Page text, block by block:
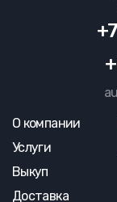
О компании
Услуги
Выкуп
Доставка